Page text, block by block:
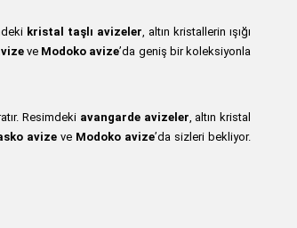
kristal taşlı avizeler , altın kristallerin ışığı
ve Modoko avize’da geniş bir koleksiyonla
Resimdeki avangarde avizeler , altın kristal
avize ve Modoko avize’da sizleri bekliyor.